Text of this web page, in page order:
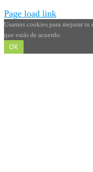
Page load link
Usamos cookies para mejorar
que estás de acuerdo.
OK